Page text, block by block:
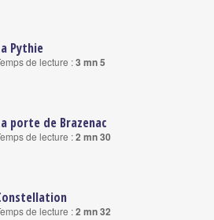
Pythie
de lecture :3 mn 5
porte de Brazenac
de lecture :2 mn 30
de lecture :2 mn 32